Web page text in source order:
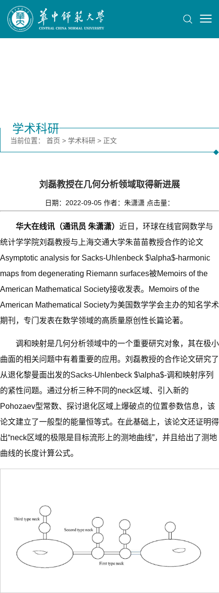
学术科研
当前位置： 首页 > 学术科研 > 正文
刘磊教授在几何分析领域取得新进展
日期：2022-09-05 作者：朱潇潇 点击量：
华大在线讯 （通讯员 朱潇潇） 近日，环球在线官网数学与
统计学学院刘磊教授与上海交通大学朱苗苗教授合作的论文
Asymptotic analysis for Sacks-Uhlenbeck $\alpha$-harmonic
maps from degenerating Riemann surfaces被Memoirs of the
American Mathematical Society接收发表。Memoirs of the
American Mathematical Society为美国数学学会主办的知名学术
期刊，专门发表在数学领域的高质量原创性长篇论著。
调和映射是几何分析领域中的一个重要研究对象，其在极小
曲面的相关问题中有着重要的应用。刘磊教授的合作论文研究了
从退化黎曼面出发的Sacks-Uhlenbeck $\alpha$-调和映射序列
的紧性问题。通过分析三种不同的neck区域、引入新的
Pohozaev型常数、探讨退化区域上爆破点的位置参数信息，该
论文建立了一般型的能量恒等式。在此基础上，该论文还证明得
出“neck区域的极限是目标流形上的测地曲线”，并且给出了测地
曲线的长度计算公式。